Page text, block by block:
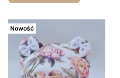
Nowość